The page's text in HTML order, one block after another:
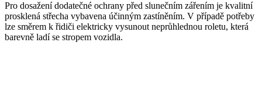
Pro dosažení dodatečné ochrany před slunečním zářením je kvalitní
prosklená střecha vybavena účinným zastíněním. V případě potřeby
lze směrem k řidiči elektricky vysunout neprůhlednou roletu, která
barevně ladí se stropem vozidla.